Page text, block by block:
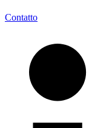
Contatto